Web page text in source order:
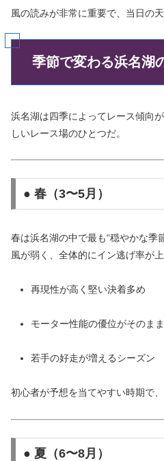
風の読みが非常に重要で、当日の
季節で変わる浜名湖
浜名湖は四季によってレース傾向
しいレース場のひとつだ。
● 春（3〜5月）
春は浜名湖の中で最も“穏やかな季節
風が弱く、全体的にイン逃げ率が上
再現性が高く堅い決着多め
モーター性能の優位がそのま
若手の好走が増えるシーズン
初心者が予想を当てやすい時期で
● 夏（6〜8月）